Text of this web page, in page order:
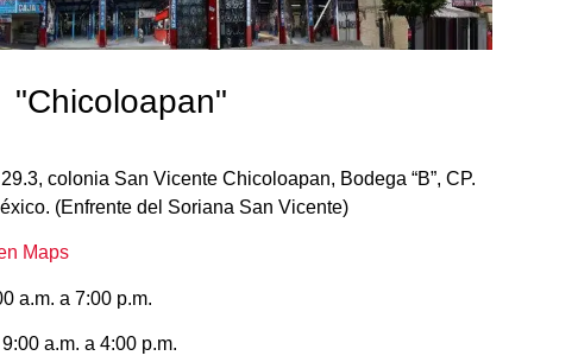
"Chicoloapan"
colonia San Vicente Chicoloapan, Bodega “B”, CP.
(Enfrente del Soriana San Vicente)
Maps
a.m. a 7:00 p.m.
a.m. a 4:00 p.m.